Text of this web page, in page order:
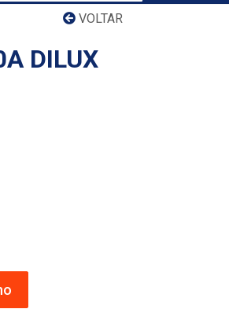
VOLTAR
DILUX